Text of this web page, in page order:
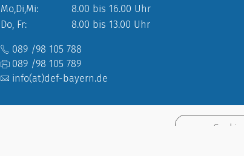
Mo,Di,Mi:
8.00 bis 16.00 Uhr
Do, Fr:
8.00 bis 13.00 Uhr
089 /98 105 788
089 /98 105 789
info(at)def-bayern.de
Cookie-